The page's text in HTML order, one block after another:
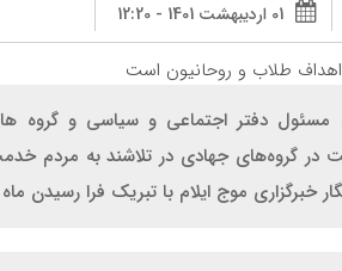
01 اردیبهشت 1401 - 12:20
مسئول دفتر اجتماعی و سیاسی و گروه
در گروه‌های جهادی در تلاشند به مردم
خبرگزاری موج ایلام با تبریک فرا